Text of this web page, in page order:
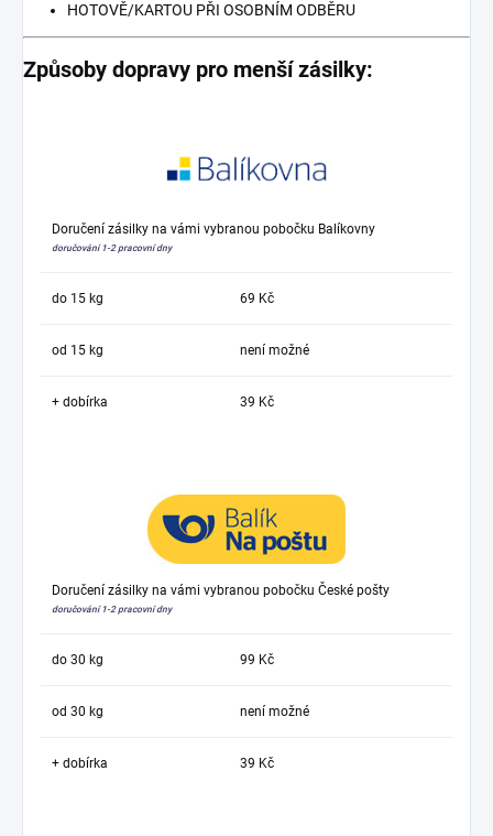
HOTOVĚ/KARTOU PŘI OSOBNÍM ODBĚRU
Způsoby dopravy pro menší zásilky:
Doručení zásilky na vámi vybranou pobočku Balíkovny
doručování 1-2 pracovní dny
do 15 kg 69 Kč
od 15 kg není možné
+ dobírka 39 Kč
Doručení zásilky na vámi vybranou pobočku České pošty
doručování 1-2 pracovní dny
do 30 kg 99 Kč
od 30 kg není možné
+ dobírka 39 Kč